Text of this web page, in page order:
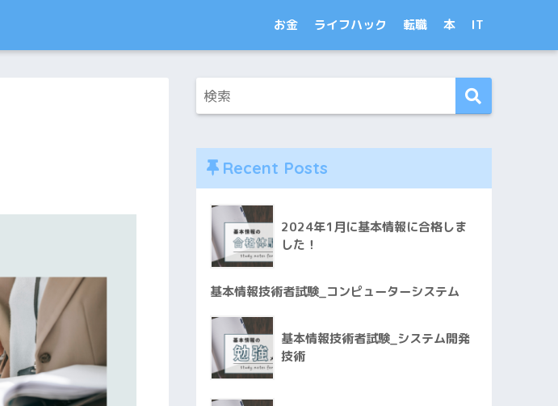
お金 ライフハック 転職 本 IT
Recent Posts
2024年1月に基本情報に合格しま
した！
基本情報技術者試験_コンピューターシステム
基本情報技術者試験_システム開発
技術